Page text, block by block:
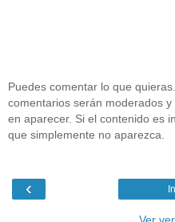
Puedes comentar lo que
comentarios serán moderados
en aparecer. Si el contenido es
que simplemente no aparezca.
‹